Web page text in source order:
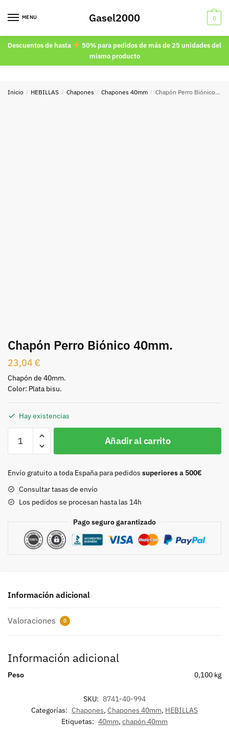
MENU Gasel2000 0
Descuentos de hasta
50% para pedidos de más de 25 unidades del
mismo producto
Inicio / HEBILLAS / Chapones / Chapones 40mm / Chapón Perro Biónico 40mm.
Chapón Perro Biónico 40mm.
23,04 €
Chapón de 40mm.
Color: Plata bisu.
Hay existencias
Perro
40mm.
Añadir al carrito
Envío gratuito a toda España para pedidos superiores a 500€
Consultar tasas de envío
Los pedidos se procesan hasta las 14h
Pago seguro garantizado
Información adicional
Valoraciones 0
Información adicional
Peso 0,100 kg
SKU: 8741-40-994
Categorías: Chapones, Chapones 40mm, HEBILLAS
Etiquetas: 40mm, chapón 40mm